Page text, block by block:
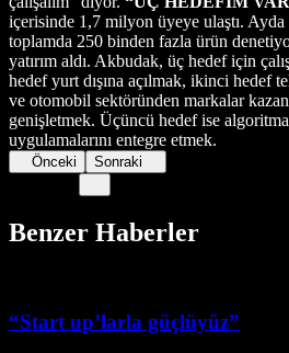
içerisinde 1,7 milyon üyeye ulaştı.
toplamda 250 binden fazla ürün
yatırım aldı. Akbudak, üç hedef için
hedef yurt dışına açılmak, ikinci hedef
ve otomobil sektöründen markalar
genişletmek. Üçüncü hedef ise
uygulamalarını entegre etmek.
Önceki Sonraki
Benzer Haberler
“Start up’larla güçlüyüz”